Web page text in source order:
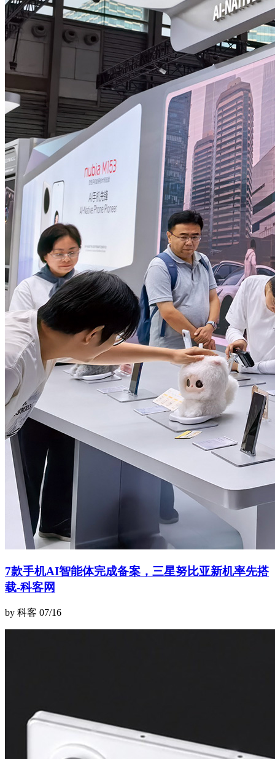
7款手机AI智能体完成备案，三星努比亚新机率先搭
载-科客网
by 科客 07/16